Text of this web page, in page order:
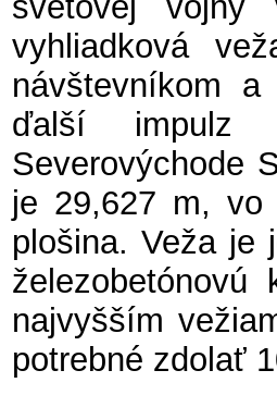
vyhliadková
návštevníkom
ďalší impulz
Severovýchode
je 29,627 m, vo
plošina. Veža je
najvyšším
potrebné zdolať